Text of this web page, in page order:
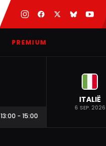
PREMIUM
13:00 - 15:00
ITALIË
6 SEP. 2026